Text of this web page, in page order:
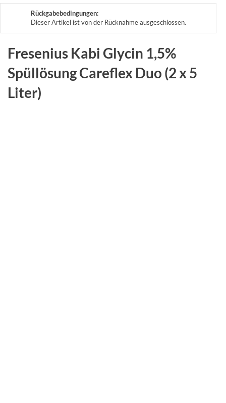
Rückgabebedingungen:
Dieser Artikel ist von der Rücknahme ausgeschlossen.
Fresenius Kabi Glycin 1,5%
Spüllösung Careflex Duo (2 x 5
Liter)